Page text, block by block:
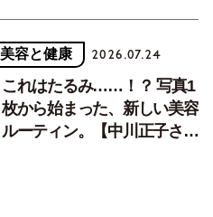
美容と健康 2026.07.24
これはたるみ……！？ 写真1
枚から始まった、新しい美容
ルーティン。【中川正子さん